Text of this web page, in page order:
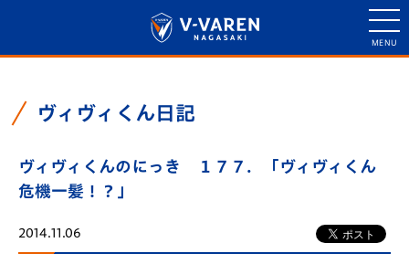
ヴィヴィくん日記
ヴィヴィくんのにっき １７７．「ヴィヴィくん
危機一髪！？」
2014.11.06